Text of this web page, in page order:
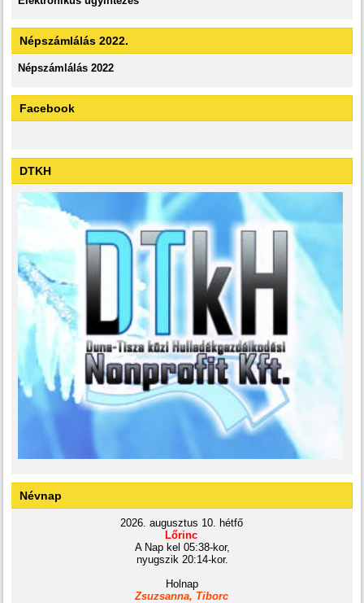
Népszámlálás 2022.
Népszámlálás 2022
Facebook
DTKH
Névnap
2026. augusztus 10. hétfő
Lőrinc
A Nap kel 05:38-kor,
nyugszik 20:14-kor.
Holnap
Zsuzsanna, Tiborc